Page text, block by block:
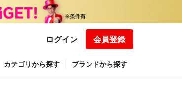
ログイン 会員登録
カテゴリから探す ブランドから探す